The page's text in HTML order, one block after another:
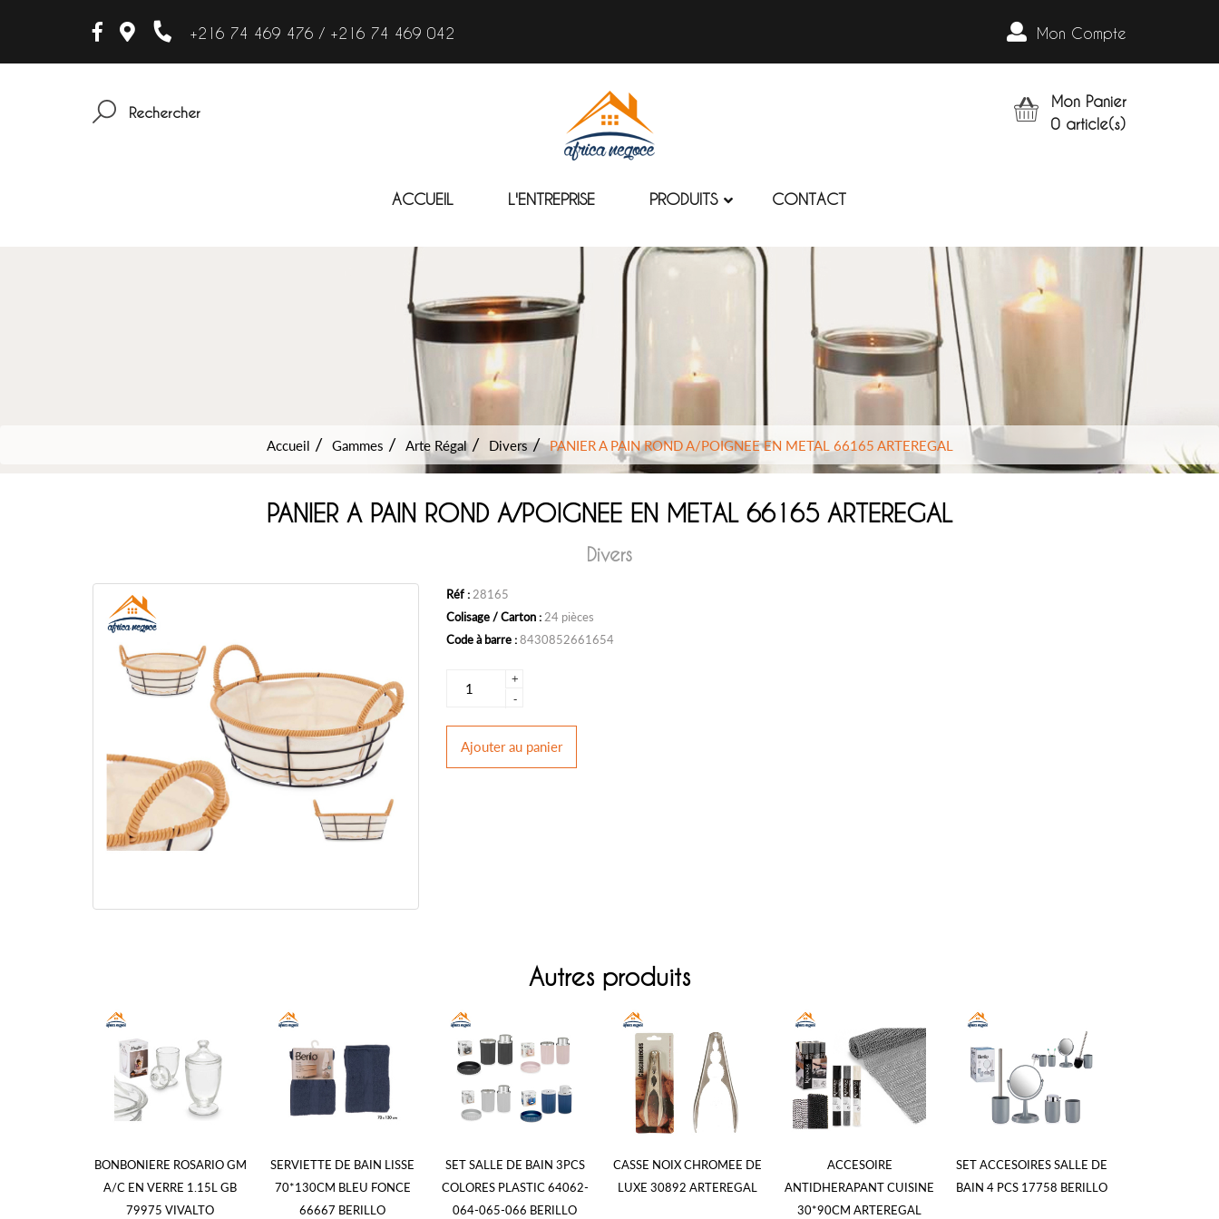
+216 74 469 476 / +216 74 469 042 Mon Compte
Rechercher
Mon Panier
0 article(s)
ACCUEIL L'ENTREPRISE PRODUITS CONTACT
Accueil Gammes Arte Régal Divers PANIER A PAIN ROND A/POIGNEE EN METAL 66165 ARTEREGAL
PANIER A PAIN ROND A/POIGNEE EN METAL 66165 ARTEREGAL
Divers
Réf : 28165
Colisage / Carton : 24 pièces
Code à barre :8430852661654
+
-
Ajouterau panier
Autres produits
BONBONIERE ROSARIO GM
A/C EN VERRE 1.15L GB
79975 VIVALTO
SERVIETTE DE BAIN LISSE
70*130CM BLEU FONCE
66667 BERILLO
SET SALLE DE BAIN 3PCS
COLORES PLASTIC 64062-
064-065-066 BERILLO
CASSE NOIX CHROMEE DE
LUXE 30892 ARTEREGAL
ACCESOIRE
ANTIDHERAPANT CUISINE
30*90CM ARTEREGAL
SET ACCESOIRES SALLE DE
BAIN 4 PCS 17758 BERILLO